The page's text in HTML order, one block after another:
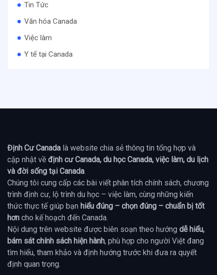
Tin Tức
Văn hóa Canada
Việc làm
Y tế tại Canada
Định Cư Canada là website chia sẻ thông tin tổng hợp và
cập nhật về định cư Canada, du học Canada, việc làm, du lịch
và đời sống tại Canada.
Chúng tôi cung cấp các bài viết phân tích chính sách, chương
trình định cư, lộ trình du học – việc làm, cùng những kiến
thức thực tế giúp bạn hiểu đúng – chọn đúng – chuẩn bị tốt
hơn cho kế hoạch đến Canada.
Nội dung trên website được biên soạn theo hướng dễ hiểu,
bám sát chính sách hiện hành, phù hợp cho người Việt đang
tìm hiểu, tham khảo và định hướng trước khi đưa ra quyết
định quan trọng.